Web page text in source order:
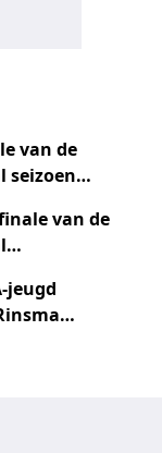
van de
seizoen
Rinsma
Ronald
1
van de
U19-1 -
Emma U19-
jeugd